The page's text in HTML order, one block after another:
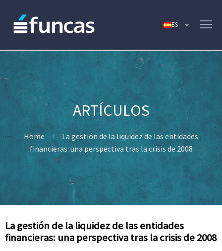
Home
La gestión de la liquidez de las entidades
financieras: una perspectiva tras la crisis de 2008
La gestión de la liquidez de las entidades
financieras: una perspectiva tras la crisis de 2008